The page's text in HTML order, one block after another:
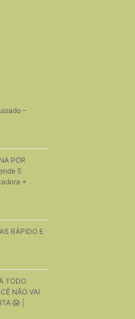
–
POR
5
+
RÁPIDO E
TODO
NÃO VAI
😱 |